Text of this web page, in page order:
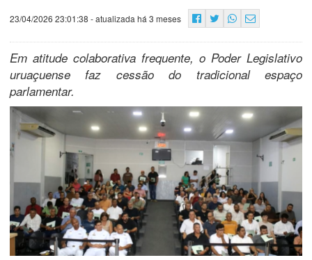
23/04/2026 23:01:38 - atualizada há 3 meses
Em atitude colaborativa frequente, o Poder Legislativo
uruaçuense faz cessão do tradicional espaço
parlamentar.